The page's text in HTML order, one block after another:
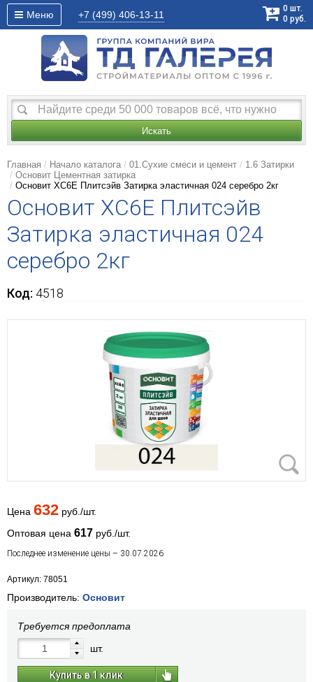
Меню +7 (499) 406-13-11
0 шт.
0 руб.
Искать
Главная Начало каталога 01.Сухие смеси и цемент
1.6 Затирки
Основит Цементная затирка
Основит ХС6Е Плитсэйв Затирка эластичная 024 серебро 2кг
Основит ХС6Е Плитсэйв
Затирка эластичная 024
серебро 2кг
Код: 4518
Цена 632 руб./шт.
Оптовая цена 617 руб./шт.
Последнее изменение цены – 30.07.2026
Артикул: 78051
Производитель: Основит
Требуется предоплата
шт.
Купить в 1 клик